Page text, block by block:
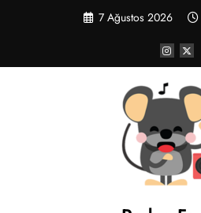
7 Ağustos 2026